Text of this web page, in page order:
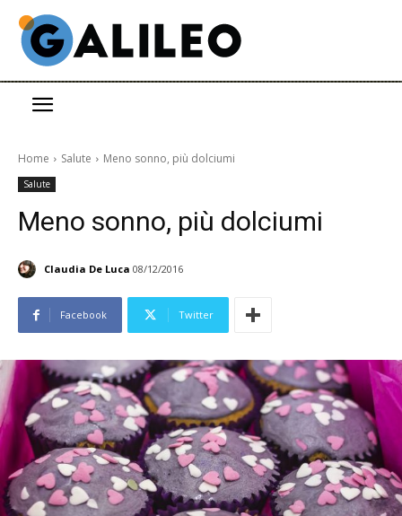
Home Salute Meno sonno, più dolciumi
Salute
Meno sonno, più dolciumi
Claudia De Luca 08/12/2016
Facebook Twitter